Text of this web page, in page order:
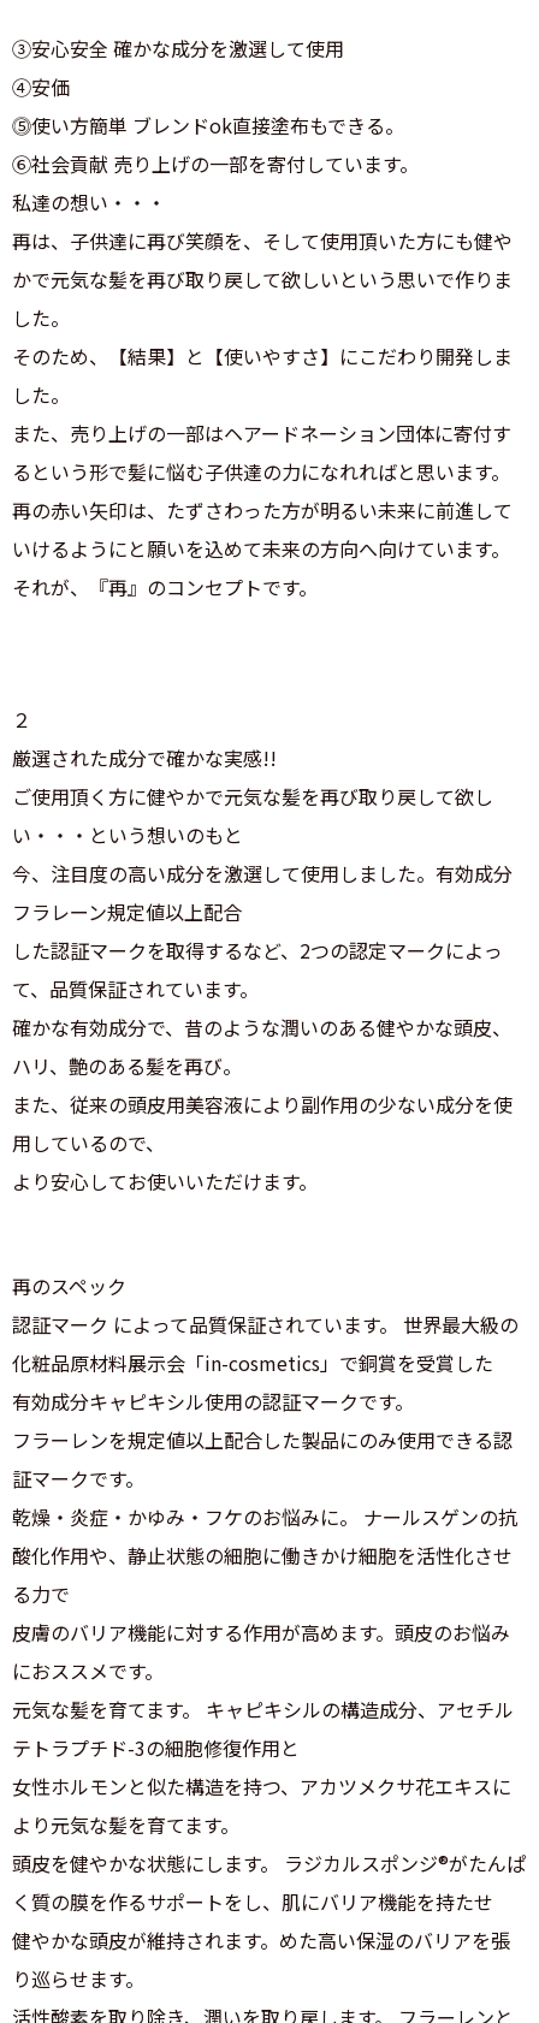
③安心安全 確かな成分を激選して使用
④安価
⓹使い方簡単 ブレンドok直接塗布もできる。
⑥社会貢献 売り上げの一部を寄付しています。
私達の想い・・・
再は、子供達に再び笑顔を、そして使用頂いた方にも健や
かで元気な髪を再び取り戻して欲しいという思いで作りま
した。
そのため、【結果】と【使いやすさ】にこだわり開発しま
した。
また、売り上げの一部はヘアードネーション団体に寄付す
るという形で髪に悩む子供達の力になれればと思います。
再の赤い矢印は、たずさわった方が明るい未来に前進して
いけるようにと願いを込めて未来の方向へ向けています。
それが、『再』のコンセプトです。
２
厳選された成分で確かな実感!!
ご使用頂く方に健やかで元気な髪を再び取り戻して欲し
い・・・という想いのもと
今、注目度の高い成分を激選して使用しました。有効成分
フラレーン規定値以上配合
した認証マークを取得するなど、2つの認定マークによっ
て、品質保証されています。
確かな有効成分で、昔のような潤いのある健やかな頭皮、
ハリ、艶のある髪を再び。
また、従来の頭皮用美容液により副作用の少ない成分を使
用しているので、
より安心してお使いいただけます。
再のスペック
認証マーク によって品質保証されています。 世界最大級の
化粧品原材料展示会「in-cosmetics」で銅賞を受賞した
有効成分キャピキシル使用の認証マークです。
フラーレンを規定値以上配合した製品にのみ使用できる認
証マークです。
乾燥・炎症・かゆみ・フケのお悩みに。 ナールスゲンの抗
酸化作用や、静止状態の細胞に働きかけ細胞を活性化させ
る力で
皮膚のバリア機能に対する作用が高めます。頭皮のお悩み
におススメです。
元気な髪を育てます。 キャピキシルの構造成分、アセチル
テトラプチド-3の細胞修復作用と
女性ホルモンと似た構造を持つ、アカツメクサ花エキスに
より元気な髪を育てます。
頭皮を健やかな状態にします。 ラジカルスポンジ®がたんぱ
く質の膜を作るサポートをし、肌にバリア機能を持たせ
健やかな頭皮が維持されます。めた高い保湿のバリアを張
り巡らせます。
活性酸素を取り除き、潤いを取り戻します。 フラーレンと